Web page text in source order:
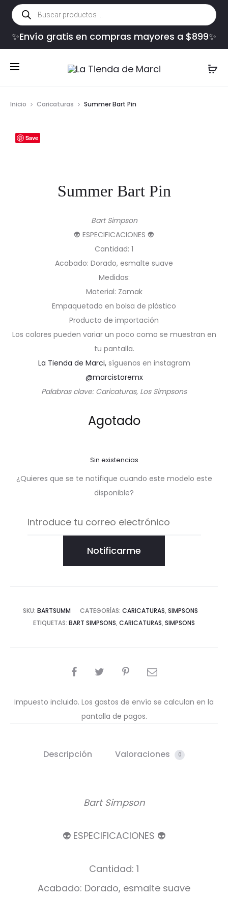
Búsqueda
de
productos
✨Envío gratis en compras mayores a $899✨
Inicio Caricaturas Summer Bart Pin
Save
Summer Bart Pin
Bart Simpson
👽 ESPECIFICACIONES 👽
Cantidad: 1
Acabado: Dorado, esmalte suave
Medidas:
Material: Zamak
Empaquetado en bolsa de plástico
Producto de importación
Los colores pueden variar un poco como se muestran en
tu pantalla.
La Tienda de Marci, síguenos en instagram
@marcistoremx
Palabras clave: Caricaturas, Los Simpsons
Agotado
Sin existencias
¿Quieres que se te notifique cuando este modelo este
disponible?
Notificarme
SKU: BARTSUMM CATEGORÍAS: CARICATURAS, SIMPSONS
ETIQUETAS: BART SIMPSONS, CARICATURAS, SIMPSONS
COMPARTIR
Impuesto incluido. Los gastos de envío se calculan en la
pantalla de pagos.
Descripción Valoraciones 0
Bart Simpson
👽 ESPECIFICACIONES 👽
Cantidad: 1
Acabado: Dorado, esmalte suave